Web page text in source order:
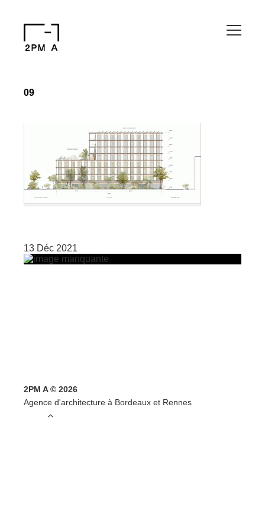
09
13 Déc 2021
2PM A © 2026
Agence d'architecture à Bordeaux et Rennes
